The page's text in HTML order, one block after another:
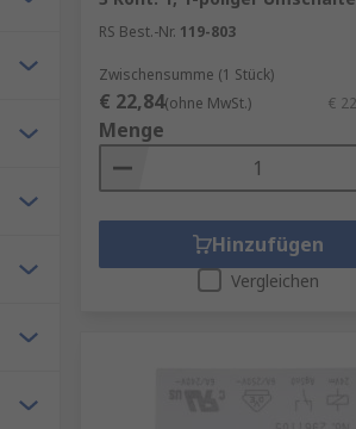
RS Best.-Nr. 119-803
Zwischensumme (1 Stück)
€ 22,84(ohne MwSt.) €
Menge
Hinzufügen
Vergleichen